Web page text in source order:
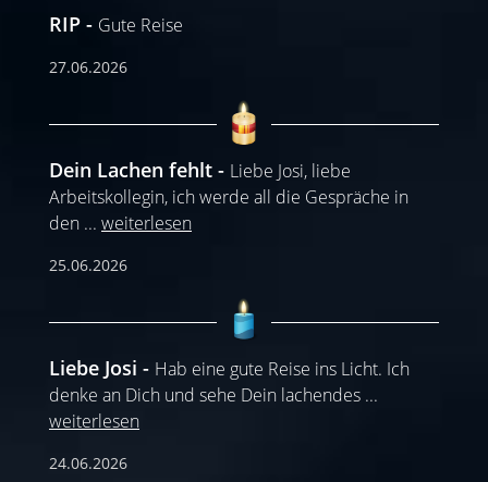
RIP Gute Reise
27.06.2026
Dein Lachen fehlt
Liebe Josi, liebe
Arbeitskollegin, ich werde all die Gespräche in
den ... weiterlesen
25.06.2026
Liebe Josi
Hab eine gute Reise ins Licht. Ich
denke an Dich und sehe Dein lachendes ...
weiterlesen
24.06.2026